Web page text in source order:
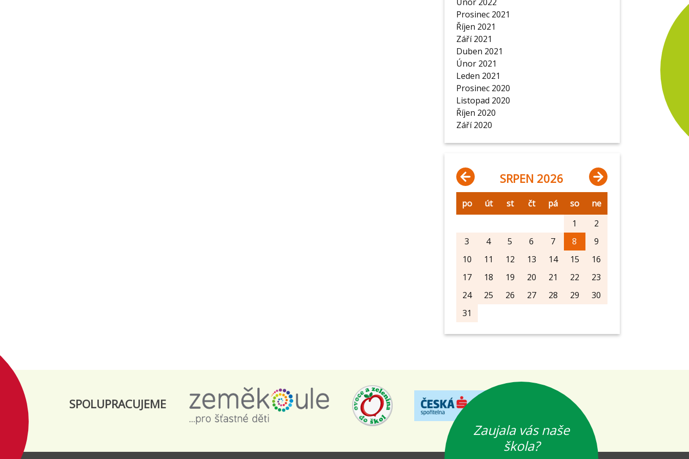
Prosinec 2021
Říjen 2021
Září 2021
Duben 2021
Únor 2021
Leden 2021
Prosinec 2020
Listopad 2020
Říjen 2020
Září 2020
SRPEN 2026
po út st čt pá so
ne
1
2
3
4 5 6 7 8
9
10
11 12 13 14 15
16
17
18 19 20 21 22
23
24
25 26 27 28 29
30
31
SPOLUPRACUJEME
Zaujala vás naše
škola?